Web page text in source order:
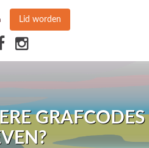
Lid worden
GRAFCODES